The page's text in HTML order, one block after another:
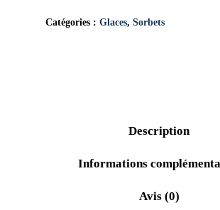
Catégories : Glaces, Sorbets
Description
Informations
Avis (0)